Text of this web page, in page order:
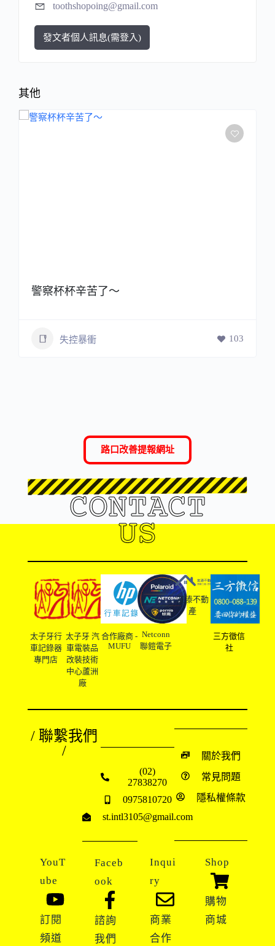
toothshopoing@gmail.com
發文者個人訊息(需登入)
其他
警察杯杯辛苦了～
失控暴衝 103
路口改善提報網址
CONTACT
US
太子牙行
車記錄器
專門店
太子牙 汽
車電裝品
改裝技術
中心蘆洲
廠
合作廠商 -
MUFU
Netconn
聯鎧電子
友溙不動
產
三方徵信
社
/ 聯繫我們
/
(02)
27838270
0975810720
st.intl3105@gmail.com
關於我們
常見問題
隱私權條款
YouT
ube
訂閱
頻道
Faceb
ook
諮詢
我們
Inqui
ry
商業
合作
Shop
購物
商城